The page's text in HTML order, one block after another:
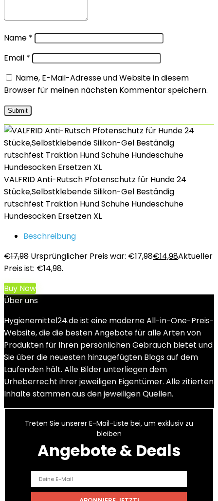
Name *
Email *
Name, E-Mail-Adresse und Website in diesem
Browser für meinen nächsten Kommentar speichern.
VALFRID Anti-Rutsch Pfotenschutz für Hunde 24
Stücke,Selbstklebende Silikon-Gel Beständig
rutschfest Traktion Hund Schuhe Hundeschuhe
Hundesocken Ersetzen XL
Beschreibung
€17,98 Ursprünglicher Preis war: €17,98€14,98Aktueller
Preis ist: €14,98.
Buy Now
Über uns
Hygienemittel24.de ist eine moderne All-in-One-Preis-
Website, die die besten Angebote für alle Arten von
Produkten für Ihren persönlichen Gebrauch bietet und
Sie über die neuesten hinzugefügten Blogs auf dem
Laufenden hält. Alle Bilder unterliegen dem
Urheberrecht ihrer jeweiligen Eigentümer. Alle zitierten
Inhalte stammen aus den jeweiligen Quellen.
Treten Sie unserer E-Mail-Liste bei, um exklusiv zu
bleiben
Angebote & Deals